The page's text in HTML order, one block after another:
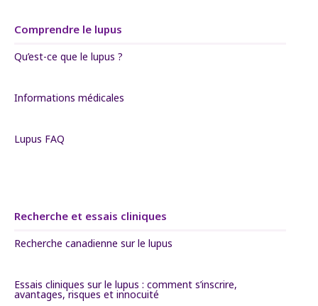
Comprendre le lupus
Qu’est-ce que le lupus ?
Informations médicales
Lupus FAQ
Recherche et essais cliniques
Recherche canadienne sur le lupus
Essais cliniques sur le lupus : comment s’inscrire,
avantages, risques et innocuité